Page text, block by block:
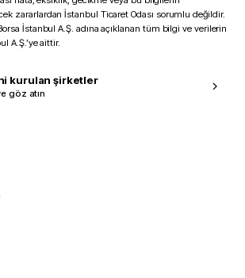
zararlardan İstanbul Ticaret Odası sorumlu değildir.
İstanbul A.Ş. adına açıklanan tüm bilgi ve verilerin
A.Ş.’ye aittir.
kurulan şirketler
göz atın